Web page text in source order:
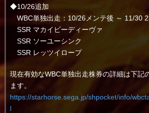
◆10/26追加
WBC単独出走：10/26メンテ後 ～ 11/30
SSR マカイビーディーヴァ
SSR ソーユーシンク
SSR レッツイロープ
現在有効なWBC単独出走株券の詳細は下記
ます。
https://starhorse.sega.jp/shpocket/info/
l